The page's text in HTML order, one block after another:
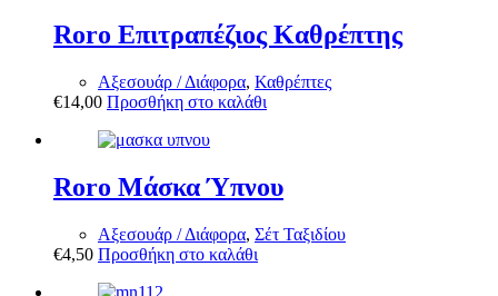
Roro Επιτραπέζιος Καθρέπτης
Αξεσουάρ / Διάφορα, Καθρέπτες
€14,00 Προσθήκη στο καλάθι
Roro Μάσκα Ύπνου
Αξεσουάρ / Διάφορα, Σέτ Ταξιδίου
€4,50 Προσθήκη στο καλάθι